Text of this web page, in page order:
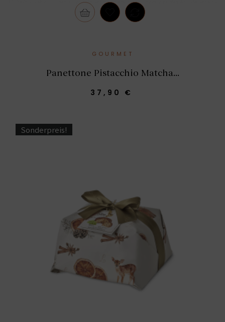
GOURMET
Panettone Pistacchio Matcha...
37,90 €
Sonderpreis!